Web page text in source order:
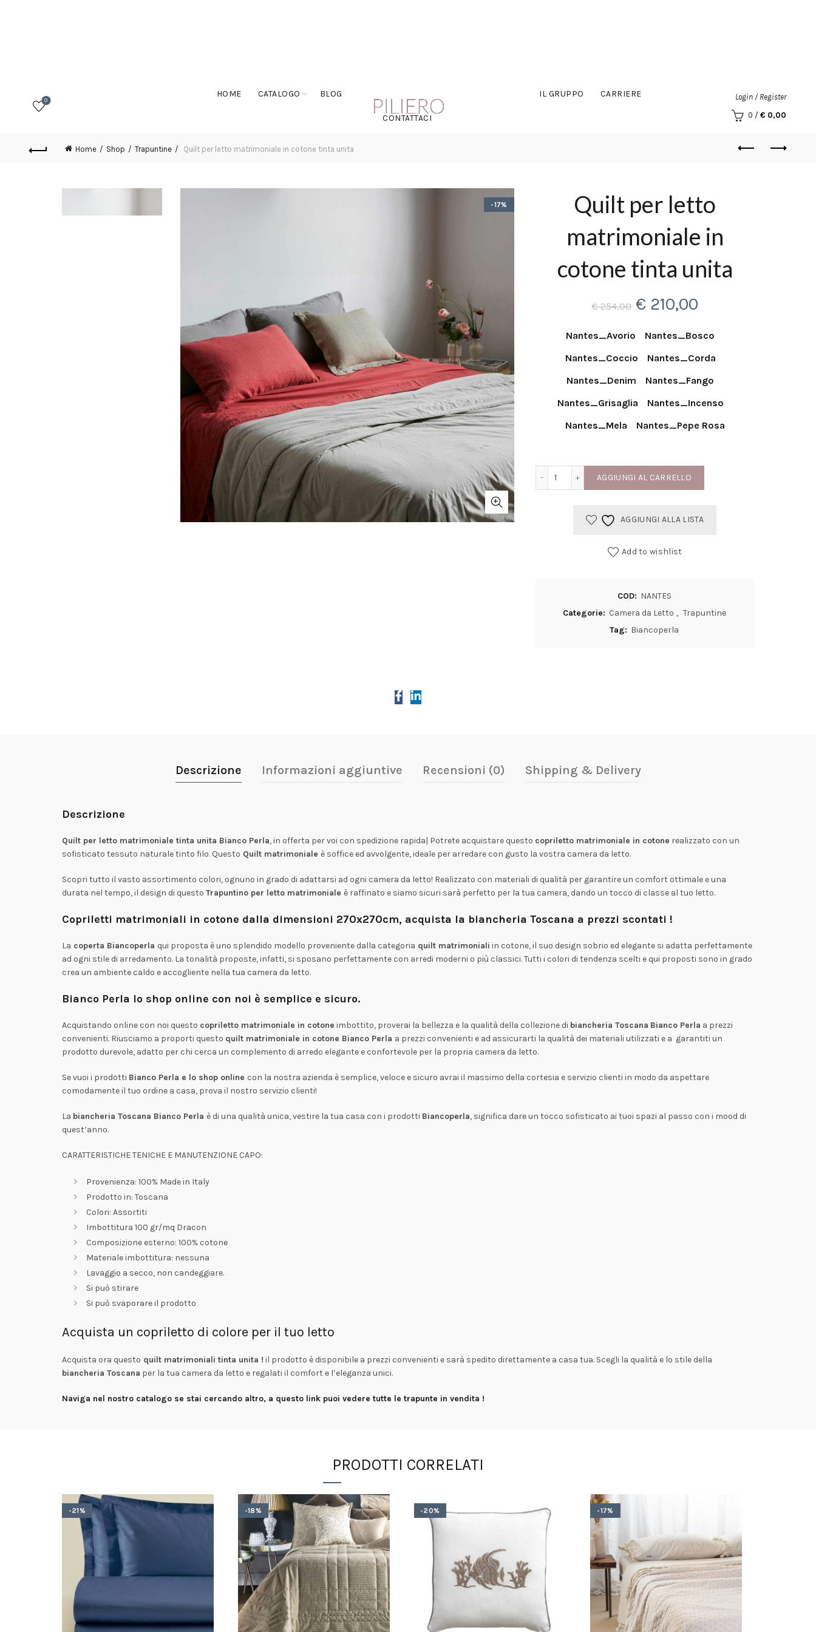
0
HOME CATALOGO BLOG IL GRUPPO CARRIERE
CONTATTACI
Login / Register
0 / € 0,00
Home Shop Trapuntine Quilt per letto matrimoniale in cotone tinta unita
-17%
Quilt per letto
matrimoniale in
cotone tinta unita
€254,00 Il
prezzo
originale
era:
€ 254,00.
€210,00Il
prezzo
attuale
è:
€ 210,00.
Nantes_Avorio
Nantes_Bosco
Nantes_Coccio
Nantes_Corda
Nantes_Denim
Nantes_Fango
Nantes_Grisaglia
Nantes_Incenso
Nantes_Mela
Nantes_Pepe Rosa
AGGIUNGI AL CARRELLO
AGGIUNGI ALLA LISTA
Add to wishlist
COD: NANTES
Categorie: Camera da Letto , Trapuntine
Tag: Biancoperla
Descrizione Informazioni aggiuntive Recensioni (0) Shipping & Delivery
Descrizione
Quilt per letto matrimoniale tinta unita Bianco Perla, in offerta per voi con spedizione rapida| Potrete acquistare questo copriletto matrimoniale in cotone realizzato con un
sofisticato tessuto naturale tinto filo. Questo Quilt matrimoniale è soffice ed avvolgente, ideale per arredare con gusto la vostra camera da letto.
Scopri tutto il vasto assortimento colori, ognuno in grado di adattarsi ad ogni camera da letto! Realizzato con materiali di qualità per garantire un comfort ottimale e una
durata nel tempo, il design di questo Trapuntino per letto matrimoniale è raffinato e siamo sicuri sarà perfetto per la tua camera, dando un tocco di classe al tuo letto.
Copriletti matrimoniali in cotone dalla dimensioni 270x270cm, acquista la biancheria Toscana a prezzi scontati !
La coperta Biancoperla qui proposta è uno splendido modello proveniente dalla categoria quilt matrimoniali in cotone, il suo design sobrio ed elegante si adatta perfettamente
ad ogni stile di arredamento. La tonalità proposte, infatti, si sposano perfettamente con arredi moderni o più classici. Tutti i colori di tendenza scelti e qui proposti sono in grado
crea un ambiente caldo e accogliente nella tua camera da letto.
Bianco Perla lo shop online con noi è semplice e sicuro.
Acquistando online con noi questo copriletto matrimoniale in cotone imbottito, proverai la bellezza e la qualità della collezione di biancheria Toscana Bianco Perla a prezzi
convenienti. Riusciamo a proporti questo quilt matrimoniale in cotone Bianco Perla a prezzi convenienti e ad assicurarti la qualità dei materiali utilizzati e a garantiti un
prodotto durevole, adatto per chi cerca un complemento di arredo elegante e confortevole per la propria camera da letto.
Se vuoi i prodotti Bianco Perla e lo shop online con la nostra azienda è semplice, veloce e sicuro avrai il massimo della cortesia e servizio clienti in modo da aspettare
comodamente il tuo ordine a casa, prova il nostro servizio clienti!
La biancheria Toscana Bianco Perla è di una qualità unica, vestire la tua casa con i prodotti Biancoperla, significa dare un tocco sofisticato ai tuoi spazi al passo con i mood di
quest’anno.
CARATTERISTICHE TENICHE E MANUTENZIONE CAPO:
Provenienza: 100% Made in Italy
Prodotto in: Toscana
Colori: Assortiti
Imbottitura 100 gr/mq Dracon
Composizione esterno: 100% cotone
Materiale imbottitura: nessuna
Lavaggio a secco, non candeggiare.
Si può stirare
Si può svaporare il prodotto
Acquista un copriletto di colore per il tuo letto
Acquista ora questo quilt matrimoniali tinta unita ! il prodotto è disponibile a prezzi convenienti e sarà spedito direttamente a casa tua. Scegli la qualità e lo stile della
biancheria Toscana per la tua camera da letto e regalati il comfort e l’eleganza unici.
Naviga nel nostro catalogo se stai cercando altro, a questo link puoi vedere tutte le trapunte in vendita !
PRODOTTI CORRELATI
-21% -18% -20% -17%